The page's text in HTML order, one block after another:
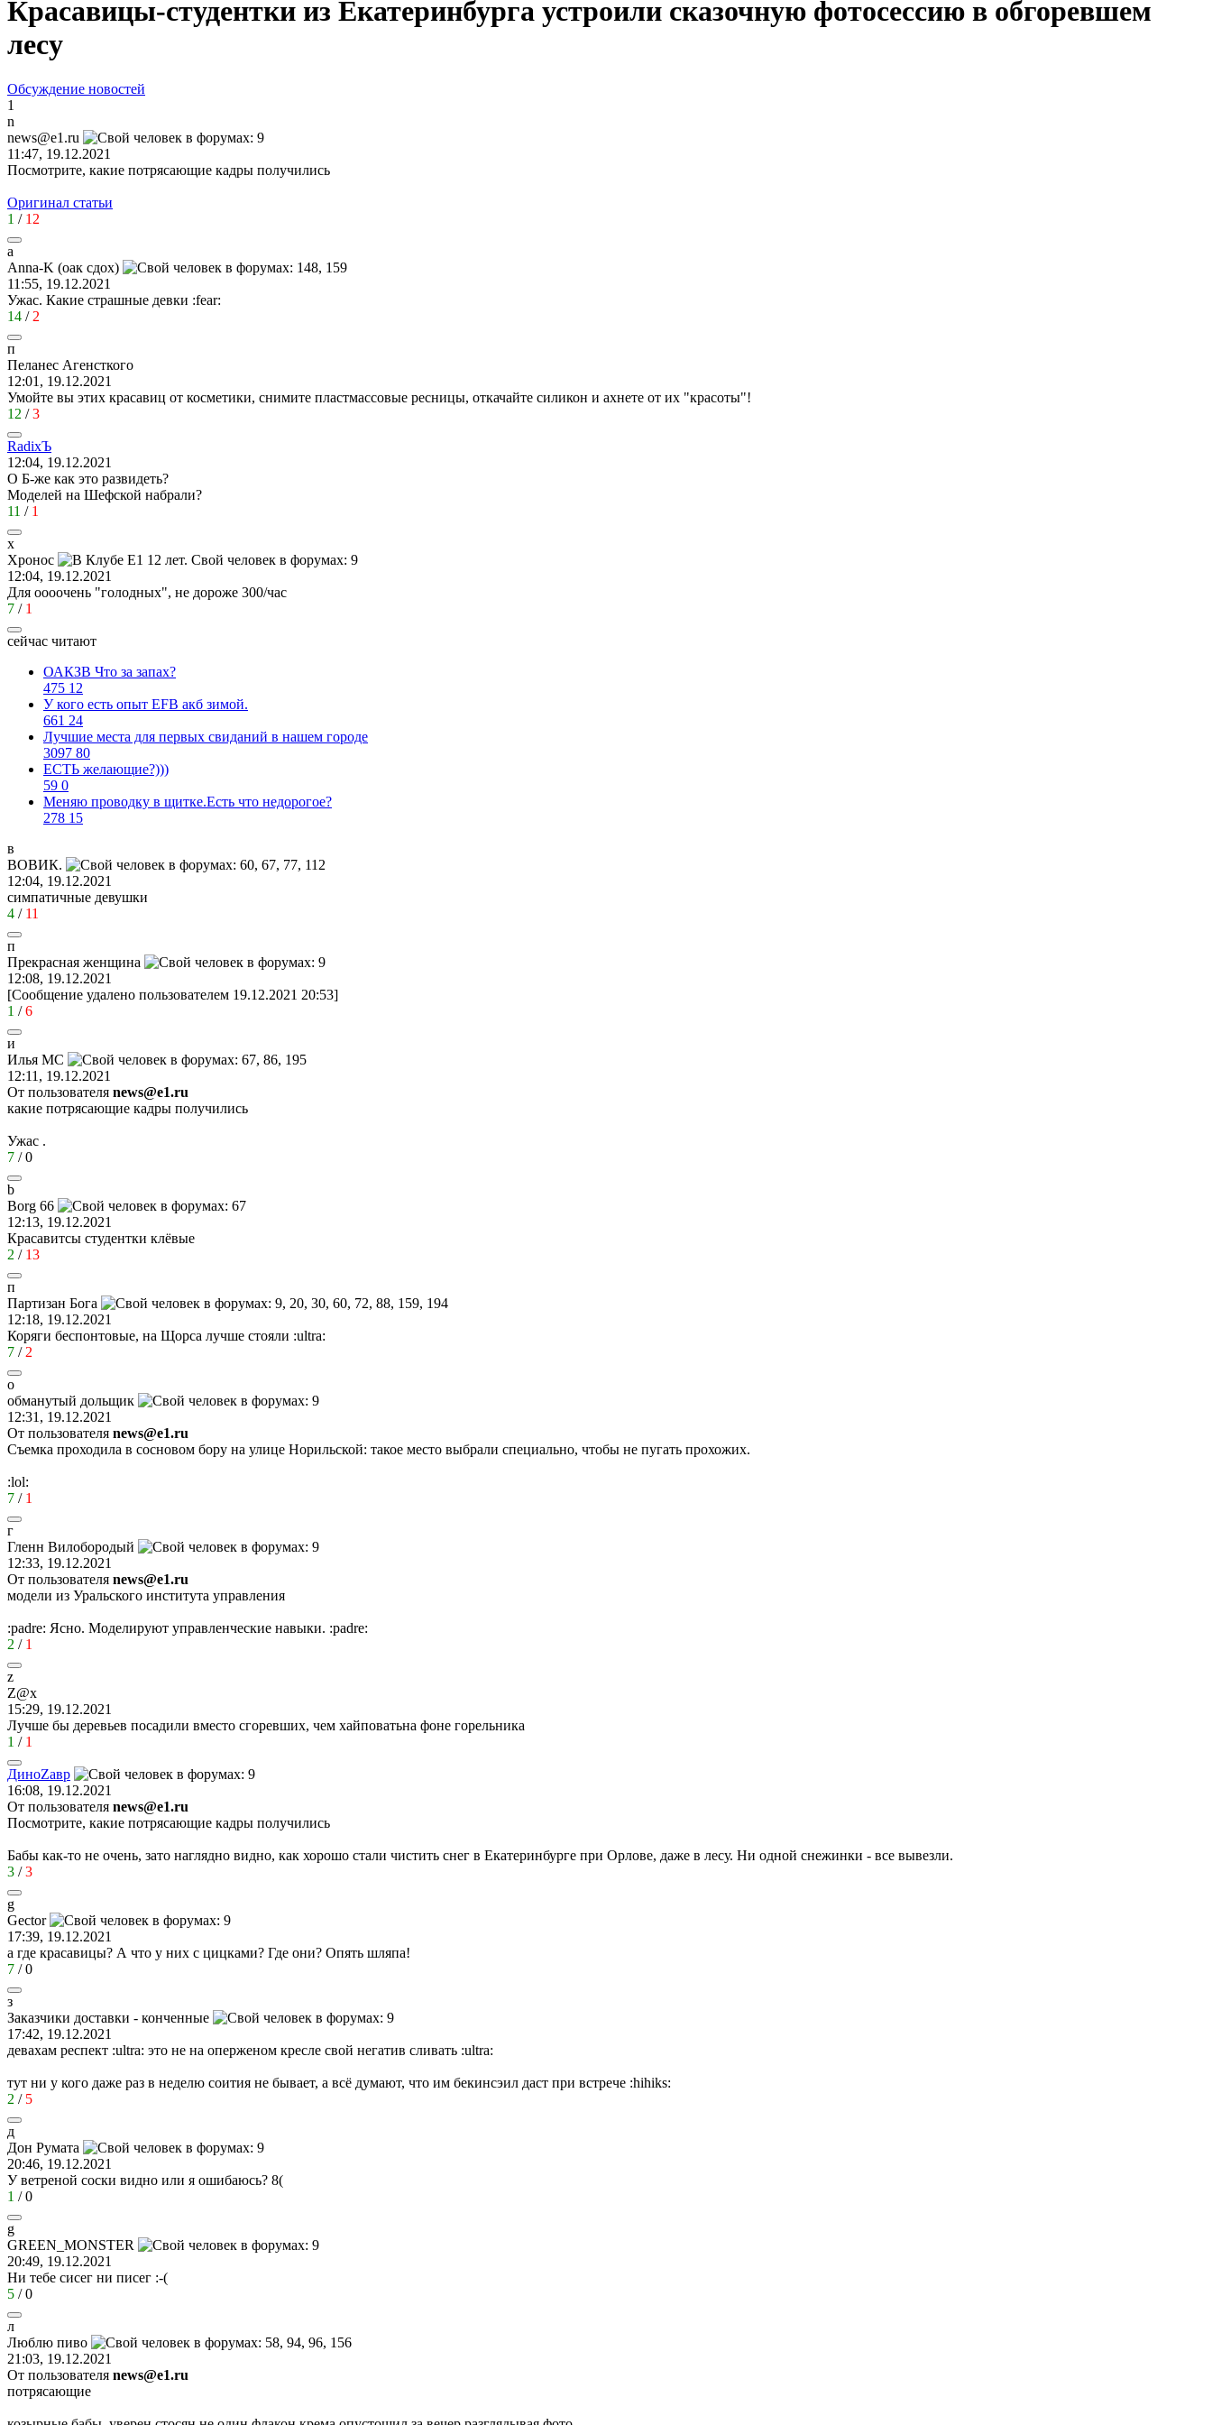
Красавицы-студентки из Екатеринбурга устроили сказочную фотосессию в обгоревшем
лесу
Обсуждение новостей
1
n
news@e1.ru
11:47, 19.12.2021
Посмотрите, какие потрясающие кадры получились
Оригинал статьи
1 / 12
a
Anna-K (оак сдох)
11:55, 19.12.2021
Ужас. Какие страшные девки :fear:
14 / 2
п
Пеланес Агенсткого
12:01, 19.12.2021
Умойте вы этих красавиц от косметики, снимите пластмассовые ресницы, откачайте силикон и ахнете от их "красоты"!
12 /3
RadixЪ
12:04, 19.12.2021
О Б-же как это развидеть?
Моделей на Шефской набрали?
11 / 1
х
Хронос
12:04, 19.12.2021
Для оооочень "голодных", не дороже 300/час
7 / 1
сейчас читают
ОАКЗВ Что за запах?
475 12
У кого есть опыт EFB акб зимой.
661 24
Лучшие места для первых свиданий в нашем городе
3097 80
ЕСТЬ желающие?)))
59 0
Меняю проводку в щитке.Есть что недорогое?
278 15
в
ВОВИК.
12:04, 19.12.2021
симпатичные девушки
4 / 11
п
Прекрасная женщина
12:08, 19.12.2021
[Сообщение удалено пользователем 19.12.2021 20:53]
1 /6
и
Илья MC
12:11, 19.12.2021
От пользователя news@e1.ru
какие потрясающие кадры получились
Ужас .
7 /0
b
Borg 66
12:13, 19.12.2021
Красавитсы студентки клёвые
2 / 13
п
Партизан Бога
12:18, 19.12.2021
Коряги беспонтовые, на Щорса лучше стояли :ultra:
7 / 2
о
обманутый дольщик
12:31, 19.12.2021
От пользователя news@e1.ru
Съемка проходила в сосновом бору на улице Норильской: такое место выбрали специально, чтобы не пугать прохожих.
:lol:
7 / 1
г
Гленн Вилобородый
12:33, 19.12.2021
От пользователя news@e1.ru
модели из Уральского института управления
:padre: Ясно. Моделируют управленческие навыки. :padre:
2 / 1
z
Z@x
15:29, 19.12.2021
Лучше бы деревьев посадили вместо сгоревших, чем хайповатьна фоне горельника
1 / 1
ДиноZавp
16:08, 19.12.2021
От пользователя news@e1.ru
Посмотрите, какие потрясающие кадры получились
Бабы как-то не очень, зато наглядно видно, как хорошо стали чистить снег в Екатеринбурге при Орлове, даже в лесу. Ни одной снежинки - все вывезли.
3 /3
g
Gector
17:39, 19.12.2021
а где красавицы? А что у них с цицками? Где они? Опять шляпа!
7 /0
з
Заказчики доставки - конченные
17:42, 19.12.2021
девахам респект :ultra: это не на оперженом кресле свой негатив сливать :ultra:
тут ни у кого даже раз в неделю соития не бывает, а всё думают, что им бекинсэил даст при встрече :hihiks:
2 / 5
д
Дон Руматa
20:46, 19.12.2021
У ветреной соски видно или я ошибаюсь? 8(
1 /0
g
GREEN_MONSTER
20:49, 19.12.2021
Ни тебе сисег ни писег :-(
5 /0
л
Люблю пиво
21:03, 19.12.2021
От пользователя news@e1.ru
потрясающие